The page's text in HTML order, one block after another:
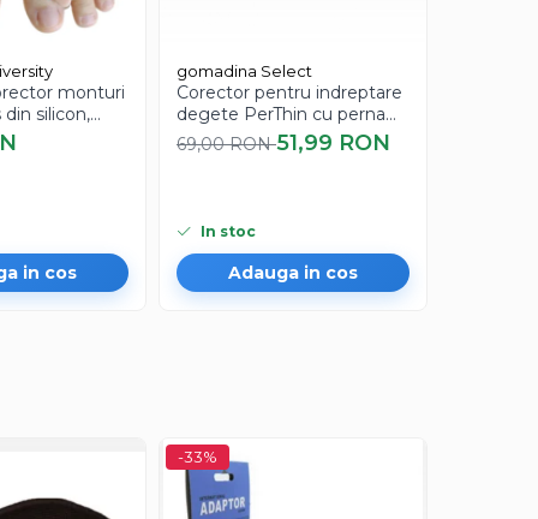
de îmbunătățire a aspectului facial.
monturi
din silicon,
degete
deget
in cos
gomadina Select
Corector pentru indreptare
degete PerThin cu perna
silicon si bandaj elastic
69,00 RON51,99 RON
In stoc
Adauga in cos
-33%